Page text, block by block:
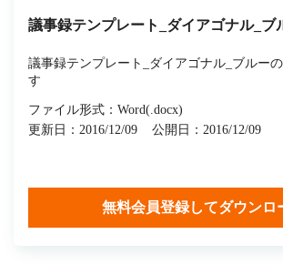
議事録テンプレート_ダイアゴナル_ブ
議事録テンプレート_ダイアゴナル_ブルー
す
ファイル形式：Word(.docx)
更新日：2016/12/09
公開日：2016/12/09
無料会員登録してダウンロ